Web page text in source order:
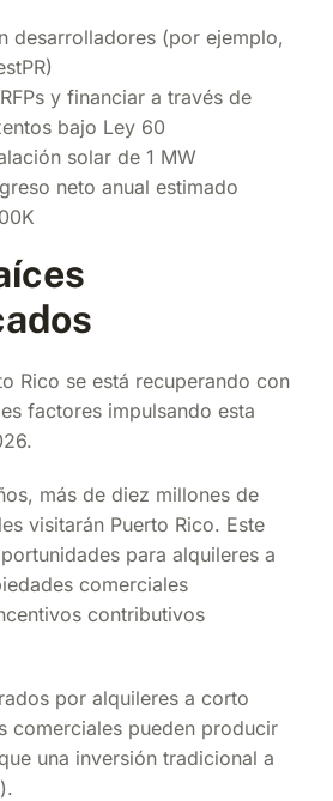
desarrolladores (por ejemplo,
y financiar a través de
bajo Ley 60
solar de 1 MW
neto anual estimado
Rico se está recuperando con
factores impulsando esta
más de diez millones de
visitarán Puerto Rico. Este
para alquileres a
comerciales
contributivos
por alquileres a corto
comerciales pueden producir
una inversión tradicional a